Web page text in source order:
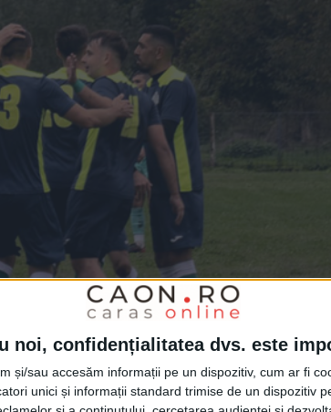
noi, confidențialitatea dvs. este
și/sau accesăm informații pe un dispozitiv, cum ar fi
unici și informații standard trimise de un dispozitiv